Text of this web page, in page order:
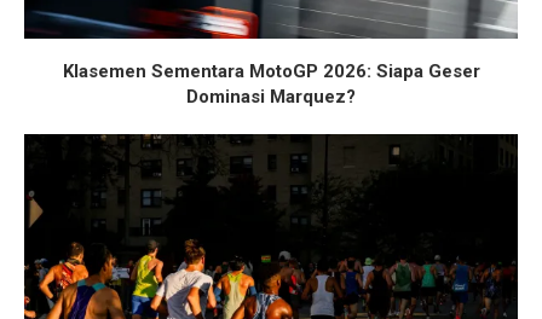
Klasemen Sementara MotoGP 2026: Siapa Geser
Dominasi Marquez?